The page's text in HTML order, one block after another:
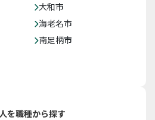
大和市
海老名市
南足柄市
を職種から探す